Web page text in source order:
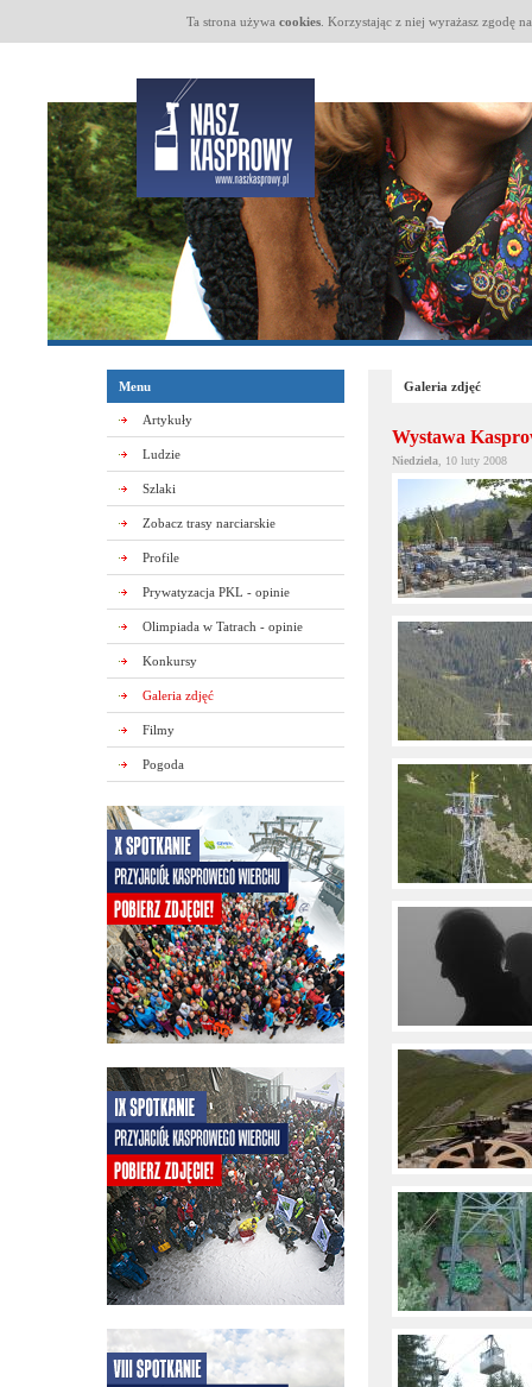
Ta strona używa cookies. Korzystając z niej wyrażasz zgodę
Menu
Artykuły
Ludzie
Szlaki
Zobacz trasy narciarskie
Profile
Prywatyzacja PKL - opinie
Olimpiada w Tatrach - opinie
Konkursy
Galeria zdjęć
Filmy
Pogoda
Galeria zdjęć
Wystawa
Niedziela , 10 luty 2008